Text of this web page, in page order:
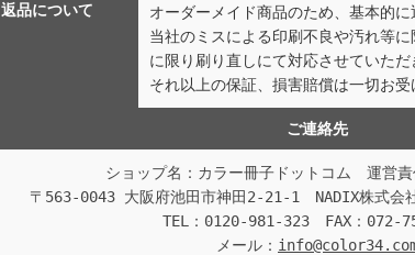
返品について
オーダーメイド商品のため、基本的に
当社のミスによる印刷不良や汚れ等
に限り刷り直しにて対応させていただ
それ以上の保証、損害賠償は一切お受
ご連絡先
ショップ名：カラー冊子ドットコム 運営
〒563-0043 大阪府池田市神田2-21-1 NADIX株式会社
TEL：0120-981-323 FAX：072-
メール：